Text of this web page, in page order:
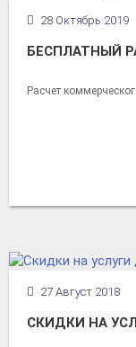
28 Октябрь 2019
БЕСПЛАТНЫЙ
Расчет
27 Август 2018
СКИДКИ НА